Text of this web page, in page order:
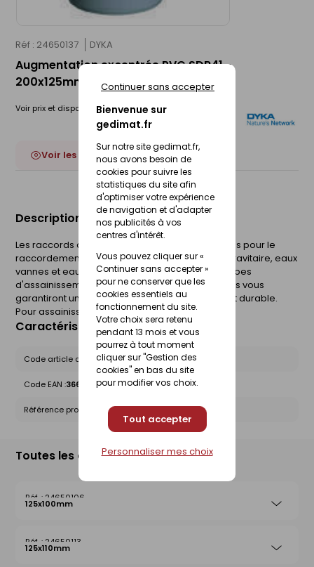
Bienvenue sur
gedimat.fr
Sur notre site gedimat.fr,
nous avons besoin de
cookies pour suivre les
statistiques du site afin
d'optimiser votre expérience
de navigation et d'adapter
nos publicités à vos
centres d'intérêt.
Vous pouvez cliquer sur «
Continuer sans accepter »
pour ne conserver que les
cookies essentiels au
fonctionnement du site.
Votre choix sera retenu
pendant 13 mois et vous
pourrez à tout moment
cliquer sur "Gestion des
cookies" en bas du site
pour modifier vos choix.
Tout accepter
Continuer sans accepter
Personnaliser mes choix
Réf : 24650137 DYKA
Augmentation excentrée PVC SDR41 -
200x125mm
Voir prix et disponibilité en magasin
Voir les 15 déclinaisons
Description du produit
Les raccords assainissement en PVC sont conçus pour le
raccordement des réseaux d'assainissement gravitaire, eaux
vannes et eaux pluviales. Combinés avec nos tubes
d'assainissement Sotralys et Ultra16 nos raccords vous
garantiront un réseau d'assainissement fiable et durable.
Pour assainissement.
Caractéristiques du produit
Code article chez le fournisseur :20035875
Code EAN :3660864055522
Référence produit nationale Gedimat :24650137
Toutes les déclinaisons
24650106
125x100mm
24650113
125x110mm